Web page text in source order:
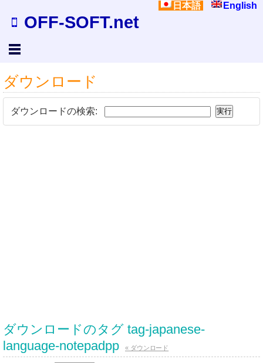
日本語 English
OFF-SOFT.net
ダウンロード
ダウンロードの検索:
ダウンロードのタグ tag-japanese-
language-notepadpp
« ダウンロード